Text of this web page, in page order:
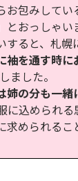
包みして
おっしゃい
ると、札幌
を通す時
ました。
姉の分も一
込められる
められる